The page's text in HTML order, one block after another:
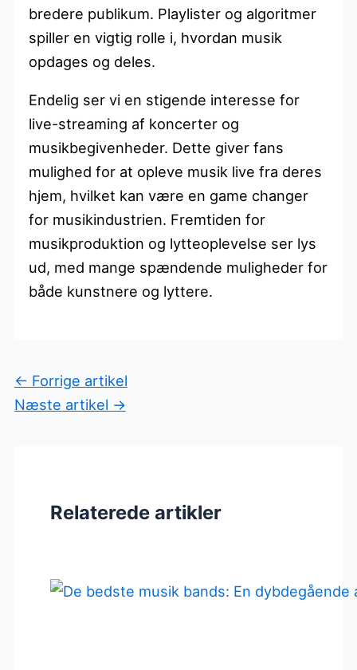
bredere publikum. Playlister og algoritmer
spiller en vigtig rolle i, hvordan musik
opdages og deles.
Endelig ser vi en stigende interesse for
live-streaming af koncerter og
musikbegivenheder. Dette giver fans
mulighed for at opleve musik live fra deres
hjem, hvilket kan være en game changer
for musikindustrien. Fremtiden for
musikproduktion og lytteoplevelse ser lys
ud, med mange spændende muligheder for
både kunstnere og lyttere.
← Forrige artikel
Næste artikel →
Relaterede artikler